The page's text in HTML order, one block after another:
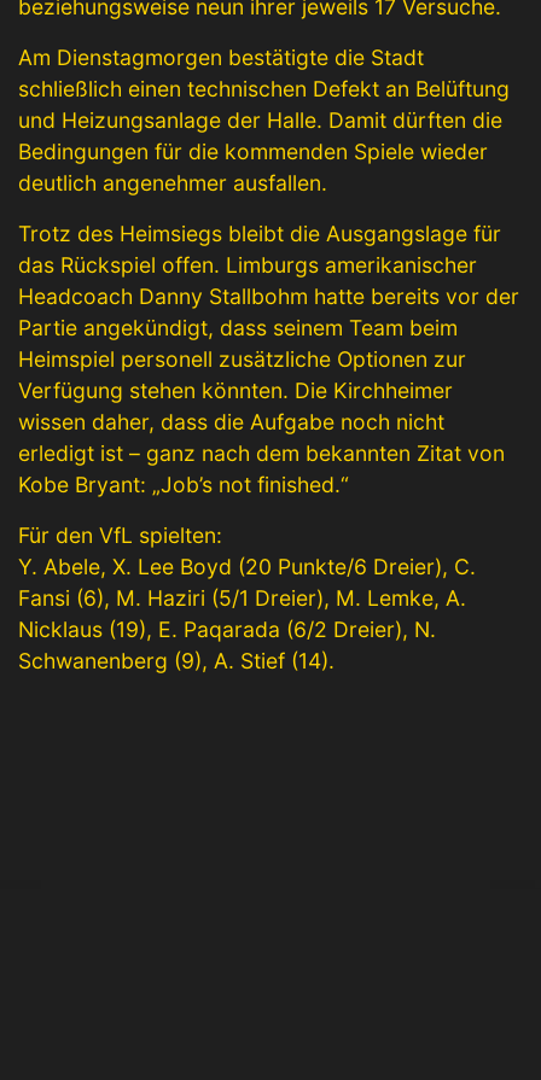
beziehungsweise neun ihrer jeweils 17 Versuche.
Am Dienstagmorgen bestätigte die Stadt
schließlich einen technischen Defekt an Belüftung
und Heizungsanlage der Halle. Damit dürften die
Bedingungen für die kommenden Spiele wieder
deutlich angenehmer ausfallen.
Trotz des Heimsiegs bleibt die Ausgangslage für
das Rückspiel offen. Limburgs amerikanischer
Headcoach Danny Stallbohm hatte bereits vor der
Partie angekündigt, dass seinem Team beim
Heimspiel personell zusätzliche Optionen zur
Verfügung stehen könnten. Die Kirchheimer
wissen daher, dass die Aufgabe noch nicht
erledigt ist – ganz nach dem bekannten Zitat von
Kobe Bryant: „Job’s not finished.“
Für den VfL spielten:
Y. Abele, X. Lee Boyd (20 Punkte/6 Dreier), C.
Fansi (6), M. Haziri (5/1 Dreier), M. Lemke, A.
Nicklaus (19), E. Paqarada (6/2 Dreier), N.
Schwanenberg (9), A. Stief (14).